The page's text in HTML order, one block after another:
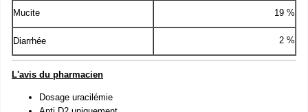
Mucite 19 %
Diarrhée 2 %
L'avis du pharmacien
Dosage uracilémie